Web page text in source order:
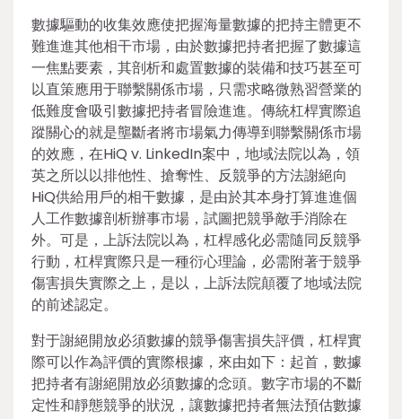
數據驅動的收集效應使把握海量數據的把持主體更不
難進進其他相干市場，由於數據把持者把握了數據這
一焦點要素，其剖析和處置數據的裝備和技巧甚至可
以直策應用于聯繫關係市場，只需求略微熟習營業的
低難度會吸引數據把持者冒險進進。傳統杠桿實際追
蹤關心的就是壟斷者將市場氣力傳導到聯繫關係市場
的效應，在HiQ v. LinkedIn案中，地域法院以為，領
英之所以以排他性、搶奪性、反競爭的方法謝絕向
HiQ供給用戶的相干數據，是由於其本身打算進進個
人工作數據剖析辦事市場，試圖把競爭敵手消除在
外。可是，上訴法院以為，杠桿感化必需隨同反競爭
行動，杠桿實際只是一種衍心理論，必需附著于競爭
傷害損失實際之上，是以，上訴法院顛覆了地域法院
的前述認定。
對于謝絕開放必須數據的競爭傷害損失評價，杠桿實
際可以作為評價的實際根據，來由如下：起首，數據
把持者有謝絕開放必須數據的念頭。數字市場的不斷
定性和靜態競爭的狀況，讓數據把持者無法預估數據